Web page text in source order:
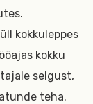
kokkuleppes
kokku
selgust,
teha.